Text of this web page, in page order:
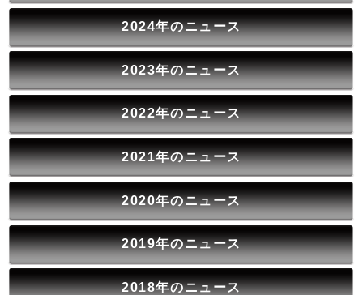
2024年のニュース
2023年のニュース
2022年のニュース
2021年のニュース
2020年のニュース
2019年のニュース
2018年のニュース